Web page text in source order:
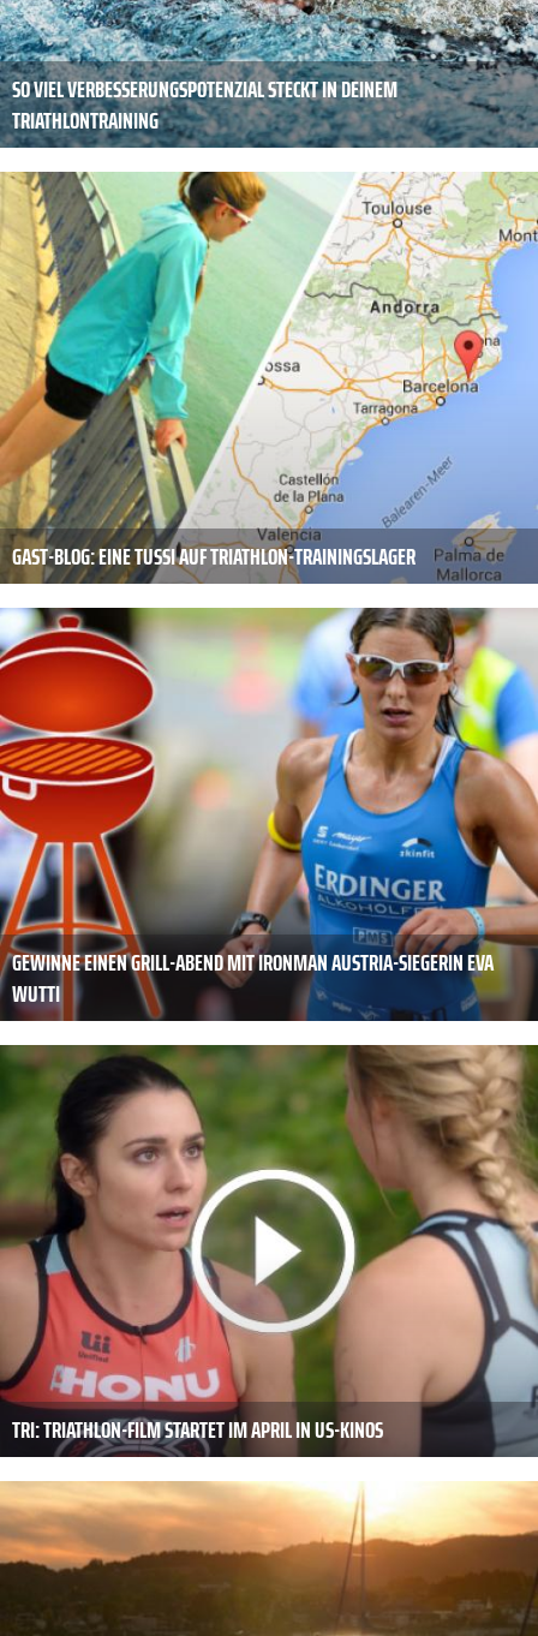
SO VIEL VERBESSERUNGSPOTENZIAL STECKT IN DEINEM
TRIATHLONTRAINING
GAST-BLOG: EINE TUSSI AUF TRIATHLON-TRAININGSLAGER
GEWINNE EINEN GRILL-ABEND MIT IRONMAN AUSTRIA-SIEGERIN EVA
WUTTI
TRI: TRIATHLON-FILM STARTET IM APRIL IN US-KINOS